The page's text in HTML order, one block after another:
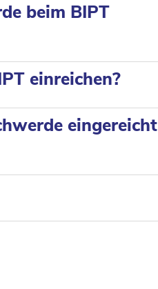
beim BIPT
einreichen?
eingereicht